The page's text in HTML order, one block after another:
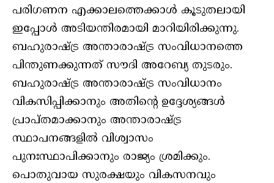
പരിഗണന എക്കാലത്തെക്കാള്‍ കൂടുതലായി
ഇപ്പോള്‍ അടിയന്തിരമായി മാറിയിരിക്കുന്നു.
ബഹുരാഷ്ട്ര അന്താരാഷ്ട്ര സംവിധാനത്തെ
പിന്തുണക്കുന്നത് സൗദി അറേബ്യ തുടരും.
ബഹുരാഷ്ട്ര അന്താരാഷ്ട്ര സംവിധാനം
വികസിപ്പിക്കാനും അതിന്റെ ഉദ്ദേശ്യങ്ങള്‍
പ്രാപ്തമാക്കാനും അന്താരാഷ്ട്ര
സ്ഥാപനങ്ങളില്‍ വിശ്വാസം
പുനഃസ്ഥാപിക്കാനും രാജ്യം ശ്രമിക്കും.
പൊതുവായ സുരക്ഷയും വികസനവും